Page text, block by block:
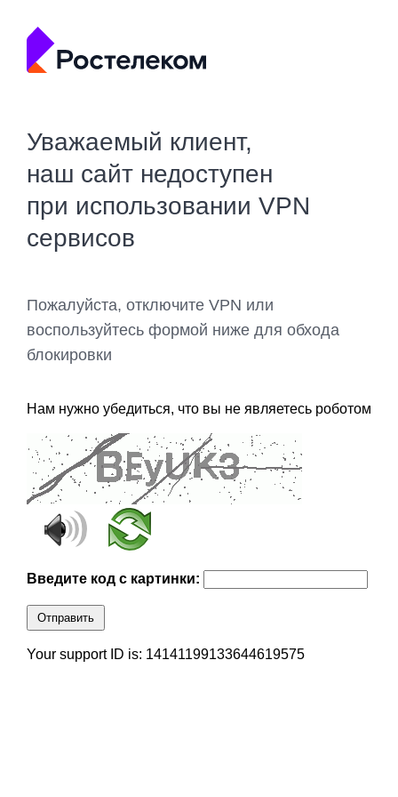
Уважаемый клиент,
наш сайт недоступен
при использовании VPN
сервисов
Пожалуйста, отключите VPN или
воспользуйтесь формой ниже для обхода
блокировки
Нам нужно убедиться, что вы не являетесь роботом
Введите код с картинки:
Отправить
Your support ID is: 14141199133644619575